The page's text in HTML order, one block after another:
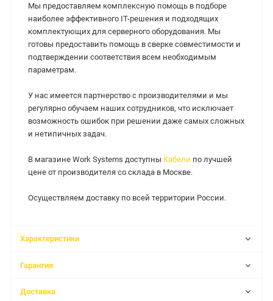
Мы предоставляем комплексную помощь в подборе
наиболее эффективного IT-решения и подходящих
комплектующих для серверного оборудования. Мы
готовы предоставить помощь в сверке совместимости и
подтверждении соответствия всем необходимым
параметрам.
У нас имеется партнерство с производителями и мы
регулярно обучаем наших сотрудников, что исключает
возможность ошибок при решении даже самых сложных
и нетипичных задач.
В магазине Work Systems доступны Кабели по лучшей
цене от производителя со склада в Москве.
Осуществляем доставку по всей территории России.
Характеристики
Гарантия
Доставка